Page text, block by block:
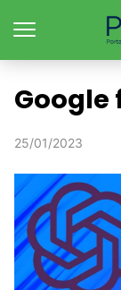
Google
25/01/2023